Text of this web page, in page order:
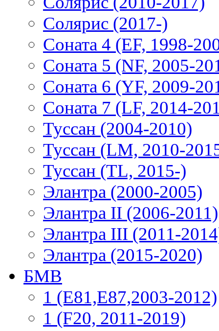
Солярис (2017-)
Соната 4 (EF, 1998-
Соната 5 (NF, 2005-
Соната 6 (YF, 2009-
Соната 7 (LF, 2014-
Туссан (2004-2010)
Туссан (LM, 2010-
Туссан (TL, 2015-)
Элантра (2000-2005)
Элантра II (2006-2011)
Элантра III (2011-
Элантра (2015-2020)
БМВ
1 (E81,E87,2003-2012)
1 (F20, 2011-2019)